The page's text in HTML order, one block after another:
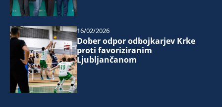
Dober odpor odbojkarjev Krke
proti favoriziranim
Ljubljančanom
16/02/2026